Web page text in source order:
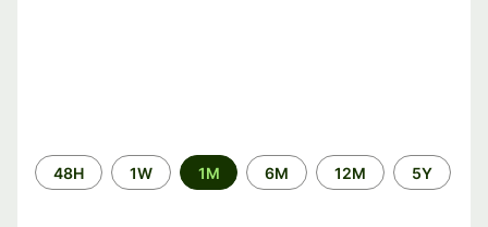
Time
period
48H 1W 1M 6M 12M 5Y